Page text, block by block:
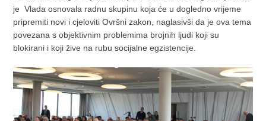
je Vlada osnovala radnu skupinu koja će u dogledno vrijeme
pripremiti novi i cjeloviti Ovršni zakon, naglasivši da je ova tema
povezana s objektivnim problemima brojnih ljudi koji su
blokirani i koji žive na rubu socijalne egzistencije.